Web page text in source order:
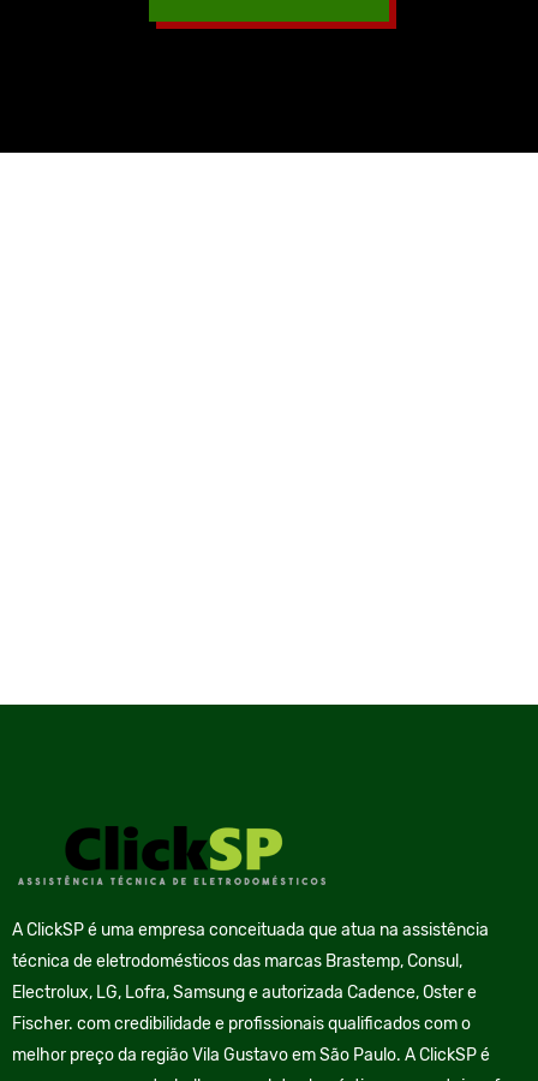
A ClickSP é uma empresa conceituada que atua na assistência
técnica de eletrodomésticos das marcas Brastemp, Consul,
Electrolux, LG, Lofra, Samsung e autorizada Cadence, Oster e
Fischer. com credibilidade e profissionais qualificados com o
melhor preço da região Vila Gustavo em São Paulo. A ClickSP é